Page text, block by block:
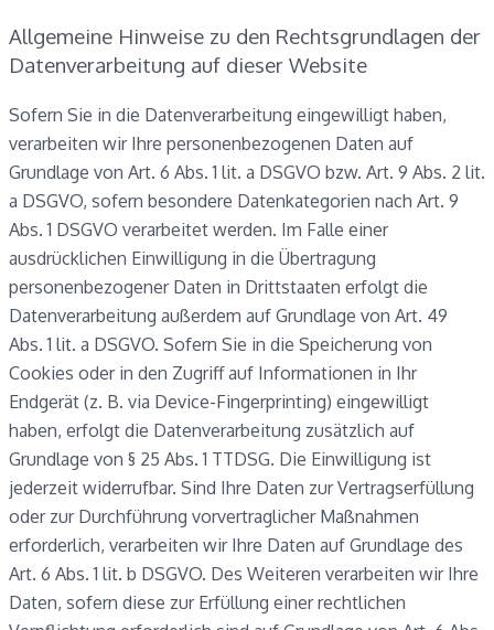
Allgemeine Hinweise zu den Rechtsgrundlagen der
Datenverarbeitung auf dieser Website
Sofern Sie in die Datenverarbeitung eingewilligt haben,
verarbeiten wir Ihre personenbezogenen Daten auf
Grundlage von Art. 6 Abs. 1 lit. a DSGVO bzw. Art. 9 Abs. 2 lit.
a DSGVO, sofern besondere Datenkategorien nach Art. 9
Abs. 1 DSGVO verarbeitet werden. Im Falle einer
ausdrücklichen Einwilligung in die Übertragung
personenbezogener Daten in Drittstaaten erfolgt die
Datenverarbeitung außerdem auf Grundlage von Art. 49
Abs. 1 lit. a DSGVO. Sofern Sie in die Speicherung von
Cookies oder in den Zugriff auf Informationen in Ihr
Endgerät (z. B. via Device-Fingerprinting) eingewilligt
haben, erfolgt die Datenverarbeitung zusätzlich auf
Grundlage von § 25 Abs. 1 TTDSG. Die Einwilligung ist
jederzeit widerrufbar. Sind Ihre Daten zur Vertragserfüllung
oder zur Durchführung vorvertraglicher Maßnahmen
erforderlich, verarbeiten wir Ihre Daten auf Grundlage des
Art. 6 Abs. 1 lit. b DSGVO. Des Weiteren verarbeiten wir Ihre
Daten, sofern diese zur Erfüllung einer rechtlichen